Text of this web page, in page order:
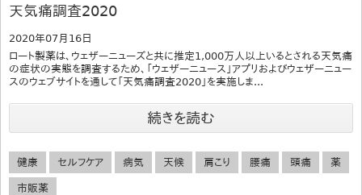
天気痛調査2020
2020年07月16日
ロート製薬は、ウェザーニューズと共に推定1,000万人以上いるとされる天気痛
の症状の実態を調査するため、「ウェザーニュース」アプリおよびウェザーニュー
スのウェブサイトを通して「天気痛調査2020」を実施しま...
続きを読む
健康 セルフケア 病気 天候 肩こり 腰痛 頭痛 薬
市販薬